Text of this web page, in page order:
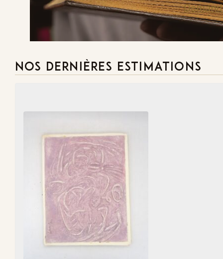
NOS DERNIÈRES ESTIMATIONS